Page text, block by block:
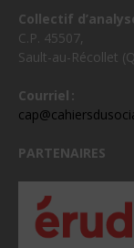
Collectif
C.P. 45507,
Sault-au-Récollet
Courriel :
PARTENAIRES